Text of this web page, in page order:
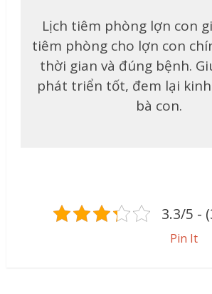
Lịch tiêm phòng lợn con
tiêm phòng cho lợn con
thời gian và đúng bệnh.
phát triển tốt, đem lại
bà con.
3.3/5 -
Pin It